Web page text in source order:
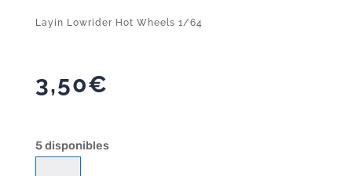
Layin Lowrider Hot Wheels 1/64
3,50€
5 disponibles